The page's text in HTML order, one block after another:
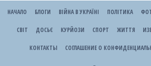
НАЧАЛО БЛОГИ ВІЙНА В УКРАЇНІ ПОЛІТИКА
СВІТ ДОСЬЄ КУРЙОЗИ СПОРТ ЖИТТЯ
КОНТАКТЫ СОГЛАШЕНИЕ О